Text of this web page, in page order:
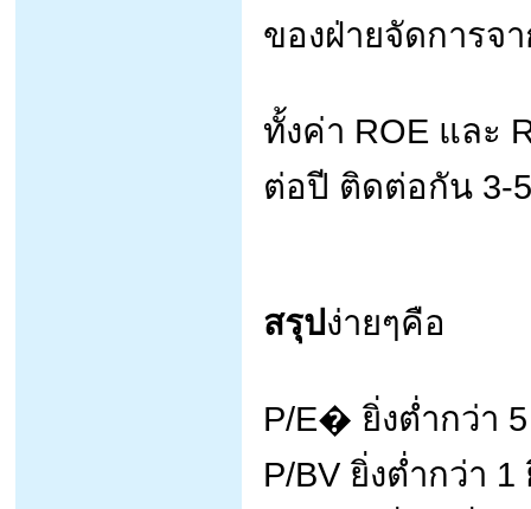
ของฝ่ายจัดการจ
ทั้งค่า ROE และ
ต่อปี ติดต่อกัน 3-
สรุปง่ายๆคือ
P/E� ยิ่งต่ำกว่า
P/BV ยิ่งต่ำกว่า 1